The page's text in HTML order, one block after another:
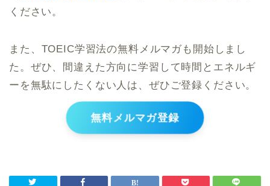
ください。
また、TOEIC学習法の無料メルマガも開始しまし
た。ぜひ、間違えた方向に学習して時間とエネルギ
ーを無駄にしたくない人は、ぜひご登録ください。
無料メルマガ登録